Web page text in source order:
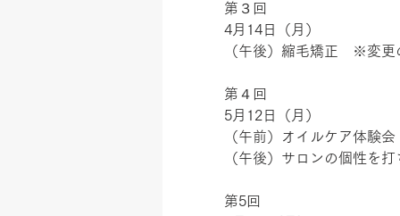
第３回
4月14日（月）
（午後）縮毛矯正　※変更
第４回
5月12日（月）
（午前）オイルケア体験
（午後）サロンの個性を
第5回